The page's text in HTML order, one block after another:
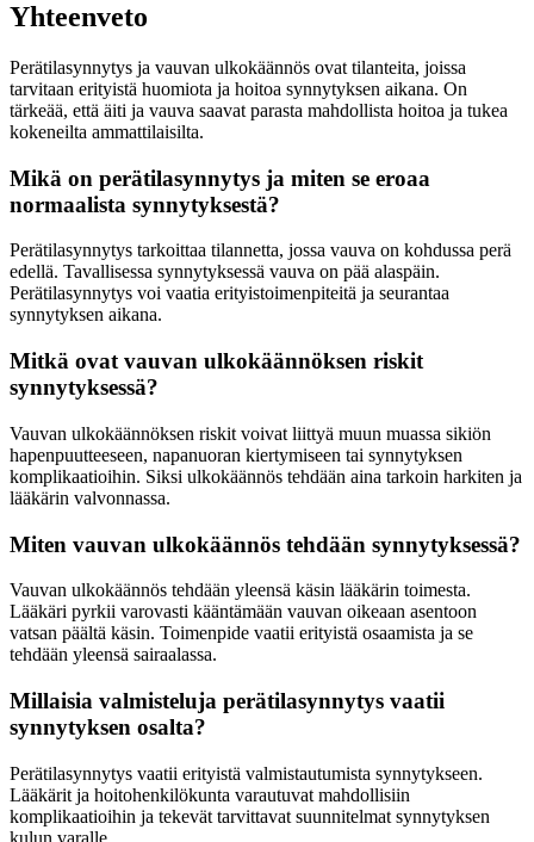
Yhteenveto
Perätilasynnytys ja vauvan ulkokäännös ovat tilanteita, joissa
tarvitaan erityistä huomiota ja hoitoa synnytyksen aikana. On
tärkeää, että äiti ja vauva saavat parasta mahdollista hoitoa ja tukea
kokeneilta ammattilaisilta.
Mikä on perätilasynnytys ja miten se eroaa
normaalista synnytyksestä?
Perätilasynnytys tarkoittaa tilannetta, jossa vauva on kohdussa perä
edellä. Tavallisessa synnytyksessä vauva on pää alaspäin.
Perätilasynnytys voi vaatia erityistoimenpiteitä ja seurantaa
synnytyksen aikana.
Mitkä ovat vauvan ulkokäännöksen riskit
synnytyksessä?
Vauvan ulkokäännöksen riskit voivat liittyä muun muassa sikiön
hapenpuutteeseen, napanuoran kiertymiseen tai synnytyksen
komplikaatioihin. Siksi ulkokäännös tehdään aina tarkoin harkiten ja
lääkärin valvonnassa.
Miten vauvan ulkokäännös tehdään synnytyksessä?
Vauvan ulkokäännös tehdään yleensä käsin lääkärin toimesta.
Lääkäri pyrkii varovasti kääntämään vauvan oikeaan asentoon
vatsan päältä käsin. Toimenpide vaatii erityistä osaamista ja se
tehdään yleensä sairaalassa.
Millaisia valmisteluja perätilasynnytys vaatii
synnytyksen osalta?
Perätilasynnytys vaatii erityistä valmistautumista synnytykseen.
Lääkärit ja hoitohenkilökunta varautuvat mahdollisiin
komplikaatioihin ja tekevät tarvittavat suunnitelmat synnytyksen
kulun varalle.